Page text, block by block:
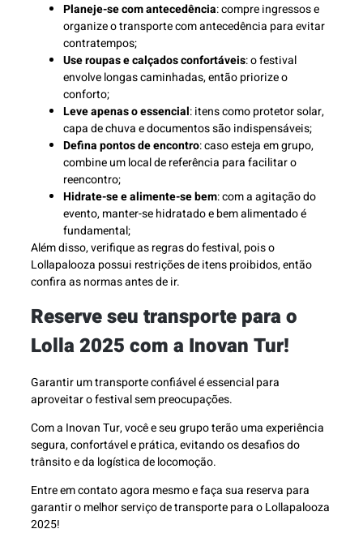
Planeje-se com antecedência: compre ingressos e
organize o transporte com antecedência para evitar
contratempos;
Use roupas e calçados confortáveis: o festival
envolve longas caminhadas, então priorize o
conforto;
Leve apenas o essencial: itens como protetor solar,
capa de chuva e documentos são indispensáveis;
Defina pontos de encontro: caso esteja em grupo,
combine um local de referência para facilitar o
reencontro;
Hidrate-se e alimente-se bem: com a agitação do
evento, manter-se hidratado e bem alimentado é
fundamental;
Além disso, verifique as regras do festival, pois o
Lollapalooza possui restrições de itens proibidos, então
confira as normas antes de ir.
Reserve seu transporte para o
Lolla 2025 com a Inovan Tur!
Garantir um transporte confiável é essencial para
aproveitar o festival sem preocupações.
Com a Inovan Tur, você e seu grupo terão uma experiência
segura, confortável e prática, evitando os desafios do
trânsito e da logística de locomoção.
Entre em contato agora mesmo e faça sua reserva para
garantir o melhor serviço de transporte para o Lollapalooza
2025!